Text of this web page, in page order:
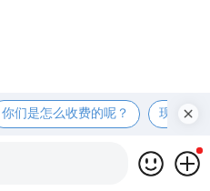
你们是怎么收费的呢？ 现在有